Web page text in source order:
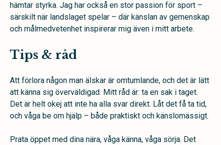
hämtar styrka. Jag har också en stor passion för sport –
särskilt när landslaget spelar – där känslan av gemenskap
och målmedvetenhet inspirerar mig även i mitt arbete.
Tips & råd
Att förlora någon man älskar är omtumlande, och det är lätt
att känna sig överväldigad. Mitt råd är: ta en sak i taget.
Det är helt okej att inte ha alla svar direkt. Låt det få ta tid,
och våga be om hjälp – både praktiskt och känslomässigt.
Prata öppet med dina nära, våga känna, våga sörja. Det